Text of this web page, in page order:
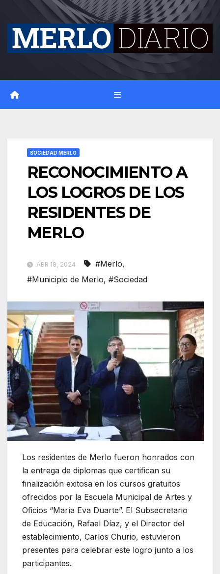
content
SOCIEDAD MERLO
RECONOCIMIENTO A
LOS LOGROS DE LOS
RESIDENTES DE
MERLO
ABR 18, 2024 #Merlo,
#Municipio de Merlo, #Sociedad
Los residentes de Merlo fueron honrados con
la entrega de diplomas que certifican su
finalización exitosa en los cursos gratuitos
ofrecidos por la Escuela Municipal de Artes y
Oficios “María Eva Duarte”. El Subsecretario
de Educación, Rafael Díaz, y el Director del
establecimiento, Carlos Churio, estuvieron
presentes para celebrar este logro junto a los
participantes.